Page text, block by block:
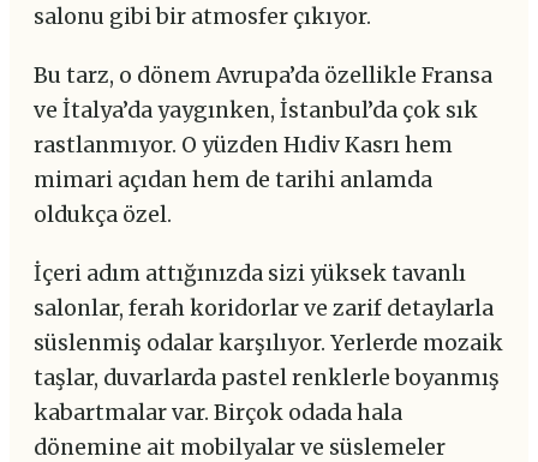
salonu gibi bir atmosfer çıkıyor.
Bu tarz, o dönem Avrupa’da özellikle Fransa
ve İtalya’da yaygınken, İstanbul’da çok sık
rastlanmıyor. O yüzden Hıdiv Kasrı hem
mimari açıdan hem de tarihi anlamda
oldukça özel.
İçeri adım attığınızda sizi yüksek tavanlı
salonlar, ferah koridorlar ve zarif detaylarla
süslenmiş odalar karşılıyor. Yerlerde mozaik
taşlar, duvarlarda pastel renklerle boyanmış
kabartmalar var. Birçok odada hala
dönemine ait mobilyalar ve süslemeler